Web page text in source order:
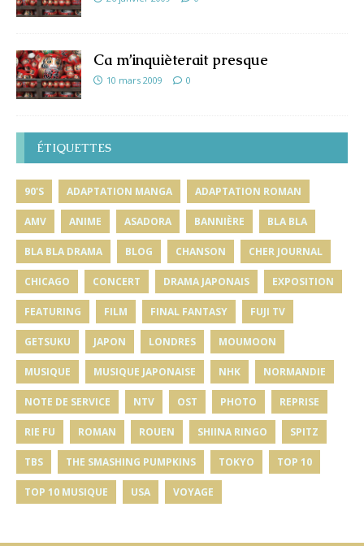
Ca m’inquièterait presque
10 mars 2009 0
ÉTIQUETTES
90'S ADAPTATION MANGA ADAPTATION ROMAN
AMV ANIME ASADORA BANNIÈRE BLA BLA
BLA BLA DRAMA BLOG CHANSON CHER JOURNAL
CHICAGO CONCERT DRAMA JAPONAIS EXPOSITION
FEATURING FILM FINAL FANTASY FUJI TV
GETSUKU JAPON LONDRES MOUMOON
MUSIQUE MUSIQUE JAPONAISE NHK NORMANDIE
NOTE DE SERVICE NTV OST PHOTO REPRISE
RIE FU ROMAN ROUEN SHIINA RINGO SPITZ
TBS THE SMASHING PUMPKINS TOKYO TOP 10
TOP 10 MUSIQUE USA VOYAGE